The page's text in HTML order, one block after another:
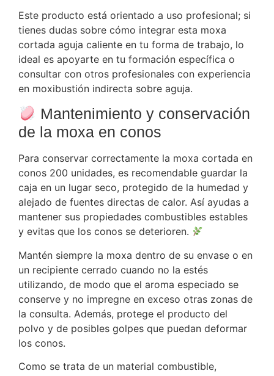
Este producto está orientado a uso profesional; si
tienes dudas sobre cómo integrar esta moxa
cortada aguja caliente en tu forma de trabajo, lo
ideal es apoyarte en tu formación específica o
consultar con otros profesionales con experiencia
en moxibustión indirecta sobre aguja.
Mantenimiento y conservación
de la moxa en conos
Para conservar correctamente la moxa cortada en
conos 200 unidades, es recomendable guardar la
caja en un lugar seco, protegido de la humedad y
alejado de fuentes directas de calor. Así ayudas a
mantener sus propiedades combustibles estables
y evitas que los conos se deterioren.
Mantén siempre la moxa dentro de su envase o en
un recipiente cerrado cuando no la estés
utilizando, de modo que el aroma especiado se
conserve y no impregne en exceso otras zonas de
la consulta. Además, protege el producto del
polvo y de posibles golpes que puedan deformar
los conos.
Como se trata de un material combustible,